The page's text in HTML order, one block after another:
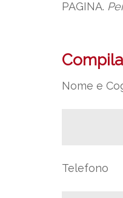
PAGINA.
Nome e
Telefono